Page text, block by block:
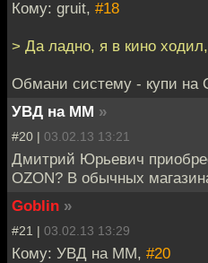
Кому: gruit, #18
> Да ладно, я в кино
Обмани систему - купи на
УВД на ММ »
#20 | 03.02.13 13:21
Дмитрий Юрьевич
OZON? В обычных
Goblin »
#21 | 03.02.13 13:29
Кому: УВД на ММ, #20